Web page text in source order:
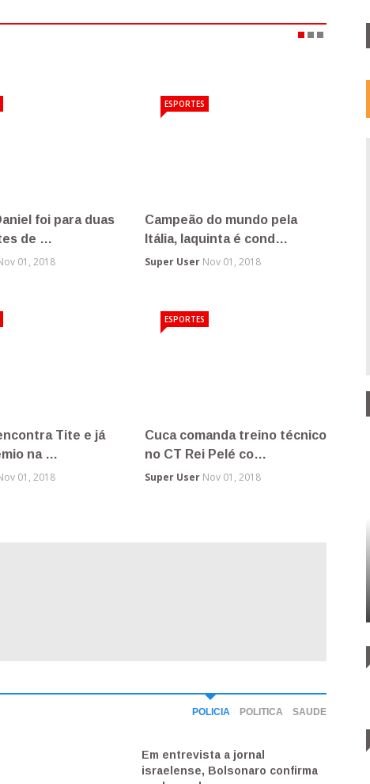
de muro mata
e fer…
01, 2018
Oito pessoas são mortas em
chacina em Belém d…
Super User Nov 01, 2018
POLICIA
levado a
solto depois …
01, 2018
PF prende presidente de
estatal que administr…
Super User Nov 01, 2018
POLICIA
POLICIA POLITICA SAUDE
Em entrevista a jornal
israelense, Bolsonaro confirma
Moro decide tirar a toga para
fazer política’, diz Manuela
Por que a descoberta do vírus
Zika em macacos pode ser